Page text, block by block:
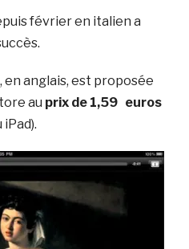
février en italien a
anglais, est proposée
au prix de 1,59 euros